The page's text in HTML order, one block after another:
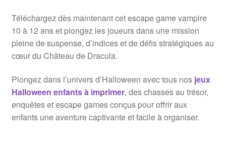
Téléchargez dès maintenant cet escape game vampire
10 à 12 ans et plongez les joueurs dans une mission
pleine de suspense, d’indices et de défis stratégiques au
cœur du Château de Dracula.
Plongez dans l’univers d’Halloween avec tous nos jeux
Halloween enfants à imprimer, des chasses au trésor,
enquêtes et escape games conçus pour offrir aux
enfants une aventure captivante et facile à organiser.